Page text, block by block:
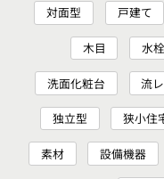
対面型 戸建て
木目 水栓
洗面化粧台 流
独立型 狭小住
素材 設備機器